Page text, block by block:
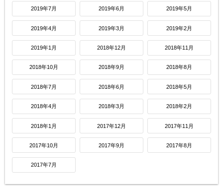
2019年7月 2019年6月 2019年5月
2019年4月 2019年3月 2019年2月
2019年1月 2018年12月 2018年11月
2018年10月 2018年9月 2018年8月
2018年7月 2018年6月 2018年5月
2018年4月 2018年3月 2018年2月
2018年1月 2017年12月 2017年11月
2017年10月 2017年9月 2017年8月
2017年7月